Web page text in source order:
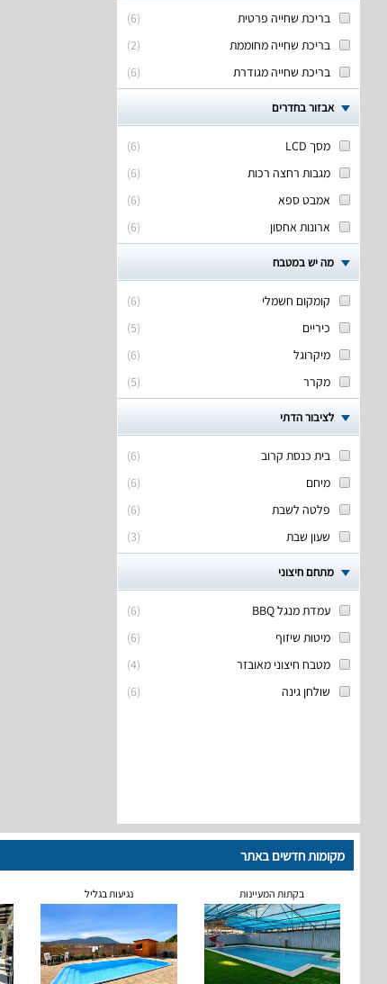
(
6
)
בריכת שחייה פרטית
(
2
)
בריכת שחייה מחוממת
(
6
) בריכת שחייה מגודרת
אבזור בחדרים
(
6
)
מסך LCD
(
6
)
מגבות רחצה רכות
(
6
)
אמבט ספא
(
6
) ארונות אחסון
מה יש במטבח
(
6
)
קומקום חשמלי
(
5
)
כיריים
(
6
)
מיקרוגל
(
5
) מקרר
לציבור הדתי
(
6
)
בית כנסת קרוב
(
6
)
מיחם
(
6
)
פלטה לשבת
(
3
) שעון שבת
מתחם חיצוני
(
6
)
עמדת מנגל BBQ
(
6
)
מיטות שיזוף
(
4
)
מטבח חיצוני מאובזר
(
6
) שולחן גינה
מקומות חדשים באתר
בקתות המעיינות נגיעות בגליל